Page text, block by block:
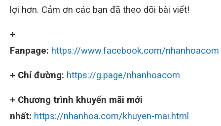
lợi hơn. Cảm ơn các bạn đã theo dõi bài viết!
+
Fanpage: https://www.facebook.com/nhanhoacom
+ Chỉ đường: https://g.page/nhanhoacom
+ Chương trình khuyến mãi mới
nhất: https://nhanhoa.com/khuyen-mai.html